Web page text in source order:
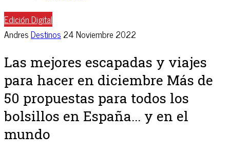
Edición Digital
AndresDestinos 24 Noviembre 2022
Las mejores escapadas y viajes
para hacer en diciembre Más de
50 propuestas para todos los
bolsillos en España... y en el
mundo